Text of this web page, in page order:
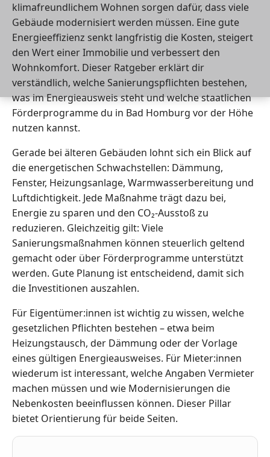
klimafreundlichem Wohnen sorgen dafür, dass viele
Gebäude modernisiert werden müssen. Eine gute
Energieeffizienz senkt langfristig die Kosten, steigert
den Wert einer Immobilie und verbessert den
Wohnkomfort. Dieser Ratgeber erklärt dir
verständlich, welche Sanierungspflichten bestehen,
was im Energieausweis steht und welche staatlichen
Förderprogramme du in Bad Homburg vor der Höhe
nutzen kannst.
Gerade bei älteren Gebäuden lohnt sich ein Blick auf
die energetischen Schwachstellen: Dämmung,
Fenster, Heizungsanlage, Warmwasserbereitung und
Luftdichtigkeit. Jede Maßnahme trägt dazu bei,
Energie zu sparen und den CO₂-Ausstoß zu
reduzieren. Gleichzeitig gilt: Viele
Sanierungsmaßnahmen können steuerlich geltend
gemacht oder über Förderprogramme unterstützt
werden. Gute Planung ist entscheidend, damit sich
die Investitionen auszahlen.
Für Eigentümer:innen ist wichtig zu wissen, welche
gesetzlichen Pflichten bestehen – etwa beim
Heizungstausch, der Dämmung oder der Vorlage
eines gültigen Energieausweises. Für Mieter:innen
wiederum ist interessant, welche Angaben Vermieter
machen müssen und wie Modernisierungen die
Nebenkosten beeinflussen können. Dieser Pillar
bietet Orientierung für beide Seiten.